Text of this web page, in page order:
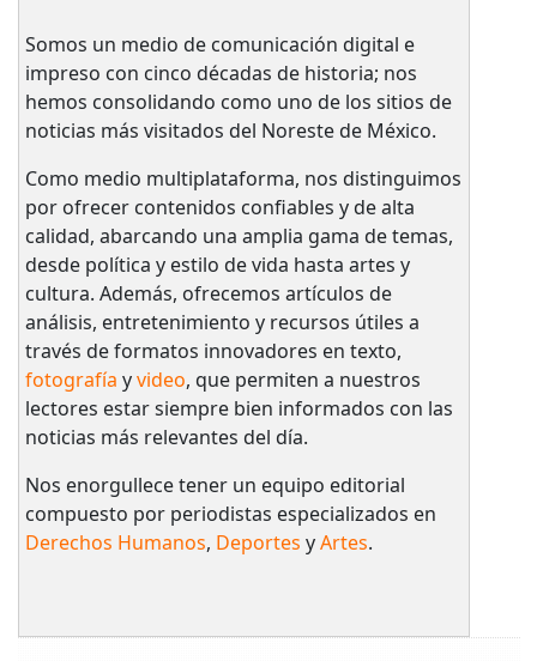
Somos un medio de comunicación digital e
impreso con cinco décadas de historia; nos
hemos consolidando como uno de los sitios de
noticias más visitados del Noreste de México.
Como medio multiplataforma, nos distinguimos
por ofrecer contenidos confiables y de alta
calidad, abarcando una amplia gama de temas,
desde política y estilo de vida hasta artes y
cultura. Además, ofrecemos artículos de
análisis, entretenimiento y recursos útiles a
través de formatos innovadores en texto,
fotografía yvideo, que permiten a nuestros
lectores estar siempre bien informados con las
noticias más relevantes del día.
Nos enorgullece tener un equipo editorial
compuesto por periodistas especializados en
Derechos Humanos, Deportes yArtes.